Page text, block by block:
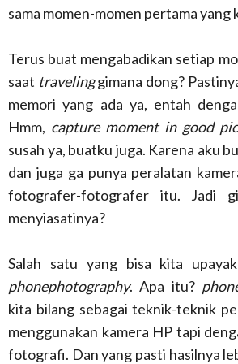
sama momen-momen pertama yang
Terus buat mengabadikan setiap
saat travelinggimana dong?
memori yang ada ya, entah
Hmm, capture moment in good
susah ya, buatku juga. Karena aku
dan juga ga punya peralatan
fotografer-fotografer itu. Jadi
menyiasatinya?
Salah satu yang bisa kita
phonephotography. Apa itu?
kita bilang sebagai teknik-teknik
menggunakan kamera HP tapi
fotografi. Dan yang pasti hasilnya